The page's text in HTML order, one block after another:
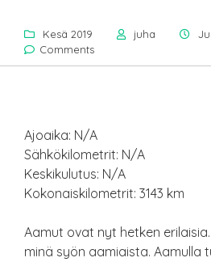
Kesä 2019 juha
Comments
Ajoaika: N/A
Sähkökilometrit: N/A
Keskikulutus: N/A
Kokonaiskilometrit: 3143 km
Aamut ovat nyt hetken
minä syön aamiaista. Aamulla